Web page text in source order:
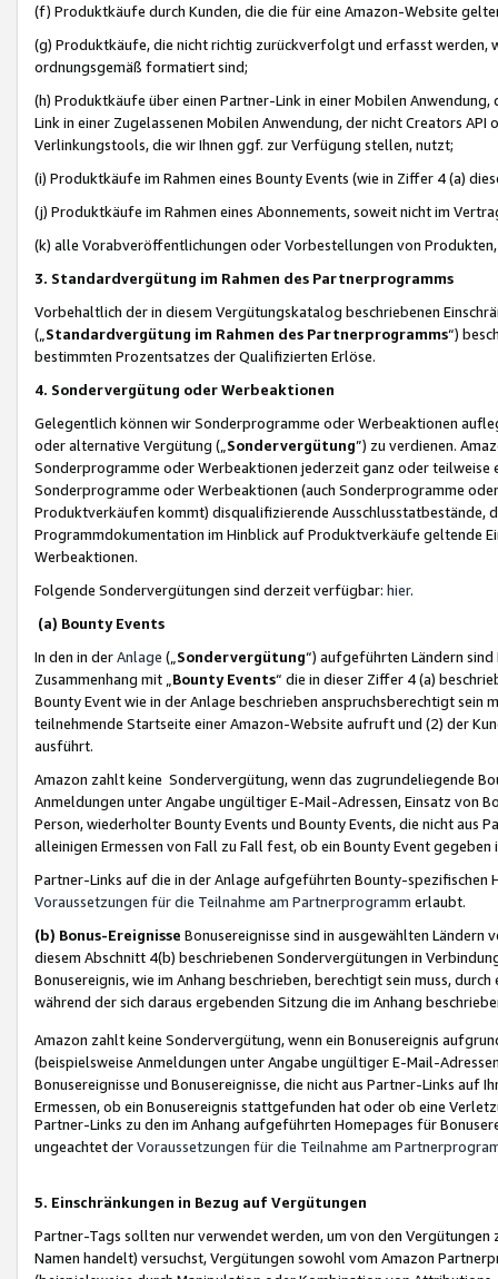
(f) Produktkäufe durch Kunden, die die für eine Amazon-Website
(g) Produktkäufe, die nicht richtig zurückverfolgt und erfasst werden,
ordnungsgemäß formatiert sind;
(h) Produktkäufe über einen Partner-Link in einer Mobilen
Link in einer Zugelassenen Mobilen Anwendung, der nicht Creators
Verlinkungstools, die wir Ihnen ggf. zur Verfügung stellen, nutzt;
(i) Produktkäufe im Rahmen eines Bounty Events (wie in Ziffer 4 (a)
(j) Produktkäufe im Rahmen eines Abonnements, soweit nicht im
(k) alle Vorabveröffentlichungen oder Vorbestellungen von
3. Standardvergütung im Rahmen des Partnerprogramms
Vorbehaltlich der in diesem Vergütungskatalog beschriebenen
(„ Standardvergütung im Rahmen des Partnerprogramms“)
bestimmten Prozentsatzes der Qualifizierten Erlöse.
4. Sondervergütung oder Werbeaktionen
Gelegentlich können wir Sonderprogramme oder Werbeaktionen
oder alternative Vergütung („ Sondervergütung”) zu verdienen.
Sonderprogramme oder Werbeaktionen jederzeit ganz oder
Sonderprogramme oder Werbeaktionen (auch Sonderprogramme
Produktverkäufen kommt) disqualifizierende Ausschlusstatbestände,
Programmdokumentation im Hinblick auf Produktverkäufe geltende
Werbeaktionen.
Folgende Sondervergütungen sind derzeit verfügbar: hier.
(a) Bounty Events
In den in derAnlage („ Sondervergütung“) aufgeführten Ländern
Zusammenhang mit „ Bounty Events“ die in dieser Ziffer 4 (a)
Bounty Event wie in der Anlage beschrieben anspruchsberechtigt sein
teilnehmende Startseite einer Amazon-Website aufruft und (2) der
ausführt.
Amazon zahlt keine Sondervergütung, wenn das zugrundeliegende
Anmeldungen unter Angabe ungültiger E-Mail-Adressen, Einsatz von
Person, wiederholter Bounty Events und Bounty Events, die nicht
alleinigen Ermessen von Fall zu Fall fest, ob ein Bounty Event
Partner-Links auf die in der Anlage aufgeführten Bounty-spezifischen
Voraussetzungen für die Teilnahme am Partnerprogramm erlaubt.
(b) Bonus-Ereignisse Bonusereignisse sind in ausgewählten Ländern
diesem Abschnitt 4(b) beschriebenen Sondervergütungen in
Bonusereignis, wie im Anhang beschrieben, berechtigt sein muss,
während der sich daraus ergebenden Sitzung die im Anhang
Amazon zahlt keine Sondervergütung, wenn ein Bonusereignis
(beispielsweise Anmeldungen unter Angabe ungültiger E-Mail-
Bonusereignisse und Bonusereignisse, die nicht aus Partner-Links auf
Ermessen, ob ein Bonusereignis stattgefunden hat oder ob eine
Partner-Links zu den im Anhang aufgeführten Homepages für
ungeachtet derVoraussetzungen für die Teilnahme am
5. Einschränkungen in Bezug auf Vergütungen
Partner-Tags sollten nur verwendet werden, um von den
Namen handelt) versuchst, Vergütungen sowohl vom Amazon